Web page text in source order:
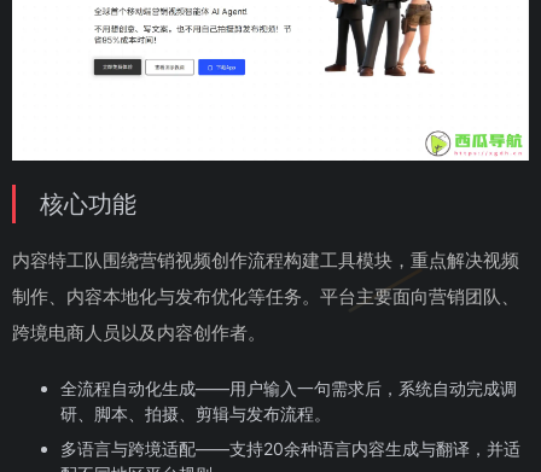
核心功能
内容特工队围绕营销视频创作流程构建工具模块，重点解决视频
制作、内容本地化与发布优化等任务。平台主要面向营销团队、
跨境电商人员以及内容创作者。
全流程自动化生成——用户输入一句需求后，系统自动完成调
研、脚本、拍摄、剪辑与发布流程。
多语言与跨境适配——支持20余种语言内容生成与翻译，并适